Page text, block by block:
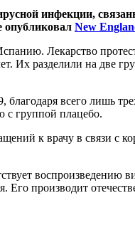
инфекции,
опубликовал New
Лекарство
Их разделили на две
всего лишь
с группой плацебо.
к врачу в связи с
воспроизведению
производит